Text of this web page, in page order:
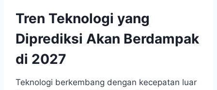
Tren Teknologi yang
Diprediksi Akan Berdampak
di 2027
Teknologi berkembang dengan kecepatan luar